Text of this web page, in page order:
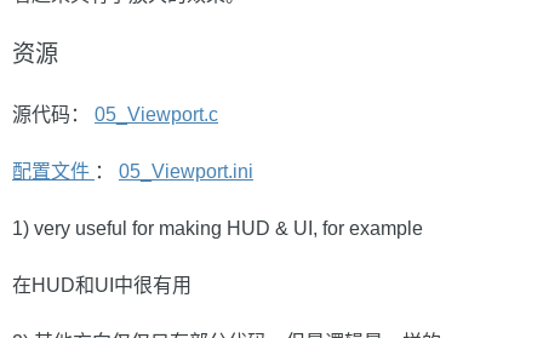
资源
源代码： 05_Viewport.c
配置文件 ： 05_Viewport.ini
1) very useful for making HUD & UI, for example
在HUD和UI中很有用